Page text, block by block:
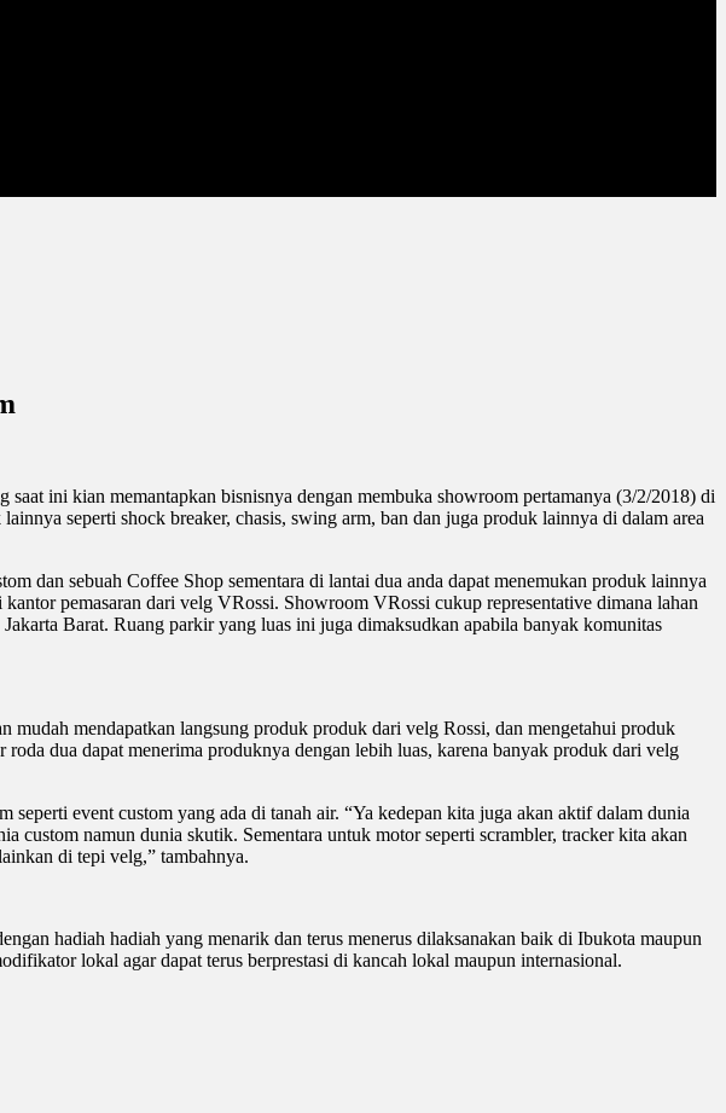
ini kian memantapkan bisnisnya dengan membuka showroom pertamanya (3/2/2018) di
seperti shock breaker, chasis, swing arm, ban dan juga produk lainnya di dalam area
dan sebuah Coffee Shop sementara di lantai dua anda dapat menemukan produk lainnya
pemasaran dari velg VRossi. Showroom VRossi cukup representative dimana lahan
Barat. Ruang parkir yang luas ini juga dimaksudkan apabila banyak komunitas
mendapatkan langsung produk produk dari velg Rossi, dan mengetahui produk
dua dapat menerima produknya dengan lebih luas, karena banyak produk dari velg
event custom yang ada di tanah air. “Ya kedepan kita juga akan aktif dalam dunia
custom namun dunia skutik. Sementara untuk motor seperti scrambler, tracker kita akan
di tepi velg,” tambahnya.
hadiah hadiah yang menarik dan terus menerus dilaksanakan baik di Ibukota maupun
lokal agar dapat terus berprestasi di kancah lokal maupun internasional.